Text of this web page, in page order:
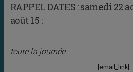
RAPPEL DATES :samedi 22
août 15 :
toute la journée
[email_link]